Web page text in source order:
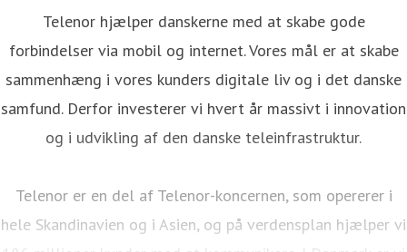
Telenor hjælper danskerne med at skabe gode
forbindelser via mobil og internet. Vores mål er at skabe
sammenhæng i vores kunders digitale liv og i det danske
samfund. Derfor investerer vi hvert år massivt i innovation
og i udvikling af den danske teleinfrastruktur.
Telenor er en del af Telenor-koncernen, som opererer i
hele Skandinavien og i Asien, og på verdensplan hjælper vi